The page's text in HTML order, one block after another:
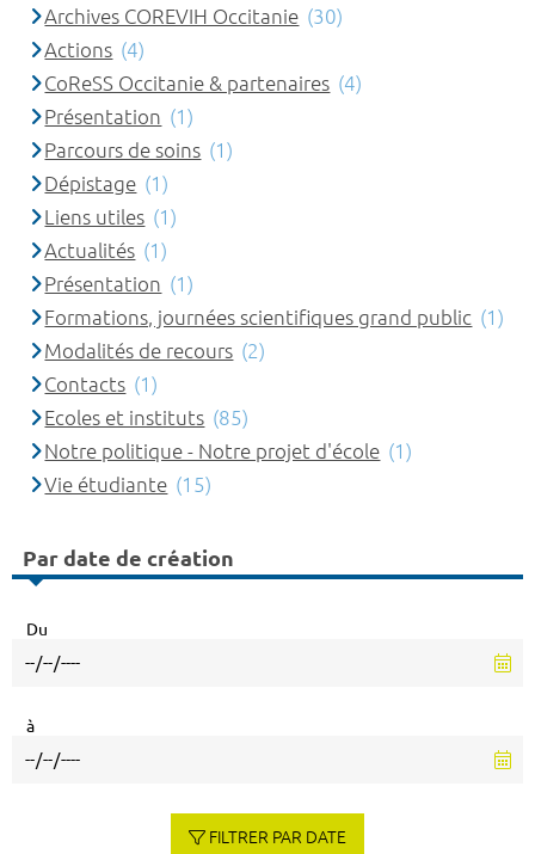
Archives COREVIH Occitanie (30)
Actions (4)
CoReSS Occitanie & partenaires (4)
Présentation (1)
Parcours de soins (1)
Dépistage (1)
Liens utiles (1)
Actualités (1)
Présentation (1)
Formations, journées scientifiques grand public (1)
Modalités de recours (2)
Contacts (1)
Ecoles et instituts (85)
Notre politique - Notre projet d'école (1)
Vie étudiante (15)
Par date de création
Du
à
FILTRER PAR DATE